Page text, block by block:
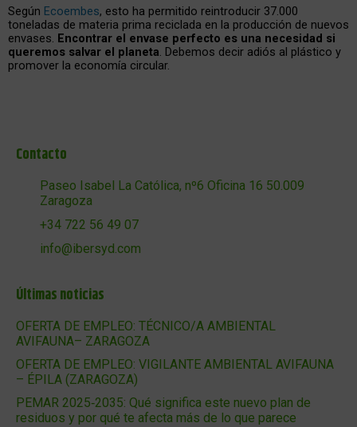
Según Ecoembes, esto ha permitido reintroducir 37.000
toneladas de materia prima reciclada en la producción de nuevos
envases. Encontrar el envase perfecto es una necesidad si
queremos salvar el planeta. Debemos decir adiós al plástico y
promover la economía circular.
Contacto
Paseo Isabel La Católica, nº6 Oficina 16 50.009
Zaragoza
+34 722 56 49 07
info@ibersyd.com
Últimas noticias
OFERTA DE EMPLEO: TÉCNICO/A AMBIENTAL
AVIFAUNA– ZARAGOZA
OFERTA DE EMPLEO: VIGILANTE AMBIENTAL AVIFAUNA
– ÉPILA (ZARAGOZA)
PEMAR 2025‑2035: Qué significa este nuevo plan de
residuos y por qué te afecta más de lo que parece